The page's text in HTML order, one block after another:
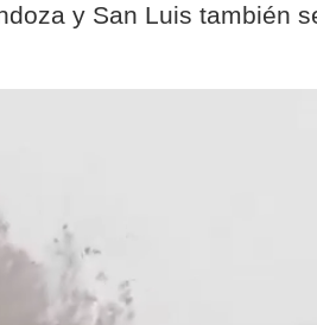
y San Luis también